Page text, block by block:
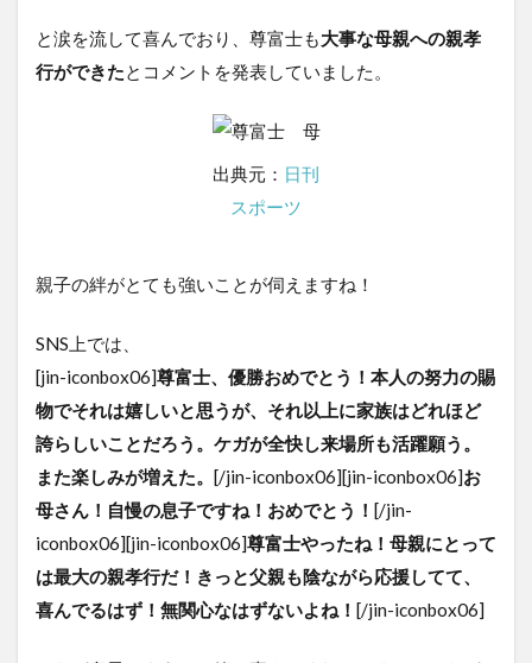
と涙を流して喜んでおり、尊富士も大事な母親への親孝
行ができたとコメントを発表していました。
出典元： 日刊
スポーツ
親子の絆がとても強いことが伺えますね！
SNS上では、
[jin-iconbox06]尊富士、優勝おめでとう！本人の努力の賜
物でそれは嬉しいと思うが、それ以上に家族はどれほど
誇らしいことだろう。ケガが全快し来場所も活躍願う。
また楽しみが増えた。 [/jin-iconbox06][jin-iconbox06]お
母さん！自慢の息子ですね！おめでとう！ [/jin-
iconbox06][jin-iconbox06]尊富士やったね！母親にとって
は最大の親孝行だ！きっと父親も陰ながら応援してて、
喜んでるはず！無関心なはずないよね！ [/jin-iconbox06]